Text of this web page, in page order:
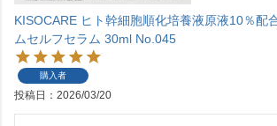
KISOCARE ヒト幹細胞順化培養液原液10％配
ムセルフセラム 30ml No.045
購入者
投稿日 2026/03/20